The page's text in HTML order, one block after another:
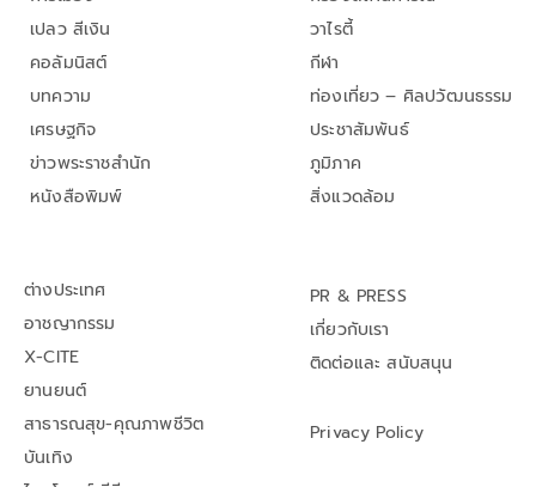
เปลว สีเงิน
คอลัมนิสต์
บทความ
เศรษฐกิจ
ข่าวพระราชสำนัก
หนังสือพิมพ์
วาไรตี้
กีฬา
ท่องเที่ยว – ศิลปวัฒนธรรม
ประชาสัมพันธ์
ภูมิภาค
สิ่งแวดล้อม
ต่างประเทศ
อาชญากรรม
X-CITE
ยานยนต์
สาธารณสุข-คุณภาพชีวิต
บันเทิง
PR & PRESS
เกี่ยวกับเรา
ติดต่อและ สนับสนุน
Privacy Policy